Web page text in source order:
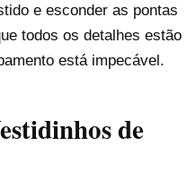
e esconder as pontas
todos os detalhes estão
está impecável.
de